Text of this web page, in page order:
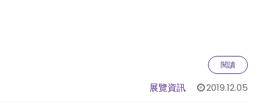
閱讀
展覽資訊 2019.12.05